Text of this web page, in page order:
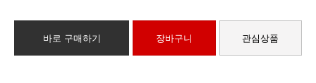
바로 구매하기 장바구니 관심상품